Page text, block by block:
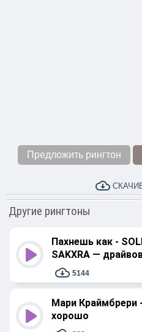
Предложить рингтон
Другие рингтоны
Пахнешь как -
SAKXRA —
5144
Мари Краймбрери
хорошо